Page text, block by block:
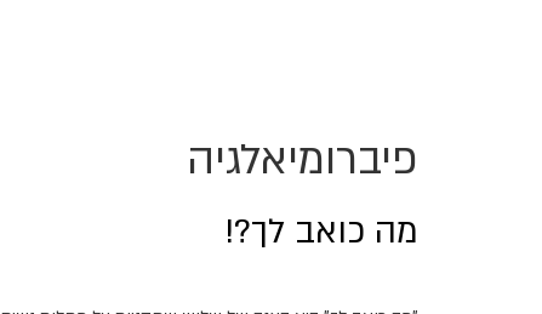
פיברומיאלגיה
מה כואב לך?!